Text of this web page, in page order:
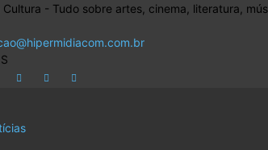
Cultura - Tudo sobre artes, cinema, literatura,